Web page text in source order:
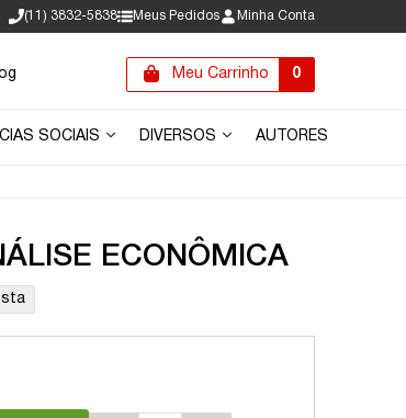
(11) 3832-5838 Meus Pedidos Minha Conta
Meu Carrinho 0
SOCIAIS DIVERSOS AUTORES
ECONÔMICA